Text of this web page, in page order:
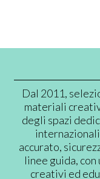
Dal 2011,
materiali
degli spazi
accurato,
linee guida,
creativi ed